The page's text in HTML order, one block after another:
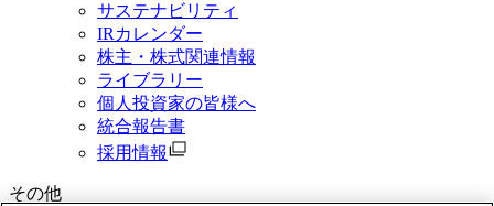
サステナビリティ
IRカレンダー
株主・株式関連情報
ライブラリー
個人投資家の皆様へ
統合報告書
採用情報
その他